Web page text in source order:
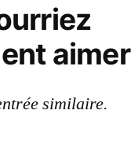
aimer
similaire.